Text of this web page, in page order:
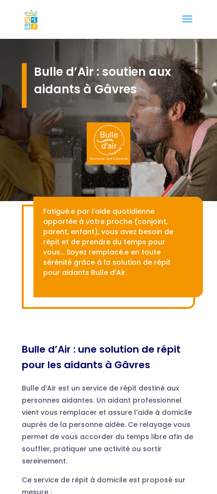
Bulle d’Air : soutien aux
aidants à Gâvres
Fatigué.e par l’aide quotidienne
apportée à votre proche (conjoint,
parent, enfant), vous avez besoin de
répit et de prendre du temps pour
vous… Soyez remplacé.e en toute
sérénité grâce à la solution de répit
pour aidants Bulle d’Air.
Bulle d’Air : une solution de répit
pour les aidants à Gâvres
Bulle d’Air est un service de répit destiné aux
personnes aidantes. Un aidant professionnel
vient vous remplacer et assure l’aide à domicile
auprès de la personne aidée. Ce relayage vous
permet de vous accorder du temps libre afin de
souffler, pratiquer une activité ou sortir
sereinement.
Ce service de répit à domicile est proposé sur